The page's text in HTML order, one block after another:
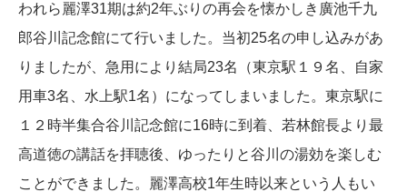
われら麗澤31期は約2年ぶりの再会を懐かしき廣池千九
郎谷川記念館にて行いました。当初25名の申し込みがあ
りましたが、急用により結局23名（東京駅１９名、自家
用車3名、水上駅1名）になってしまいました。東京駅に
１２時半集合谷川記念館に16時に到着、若林館長より最
高道徳の講話を拝聴後、ゆったりと谷川の湯効を楽しむ
ことができました。麗澤高校1年生時以来という人もい